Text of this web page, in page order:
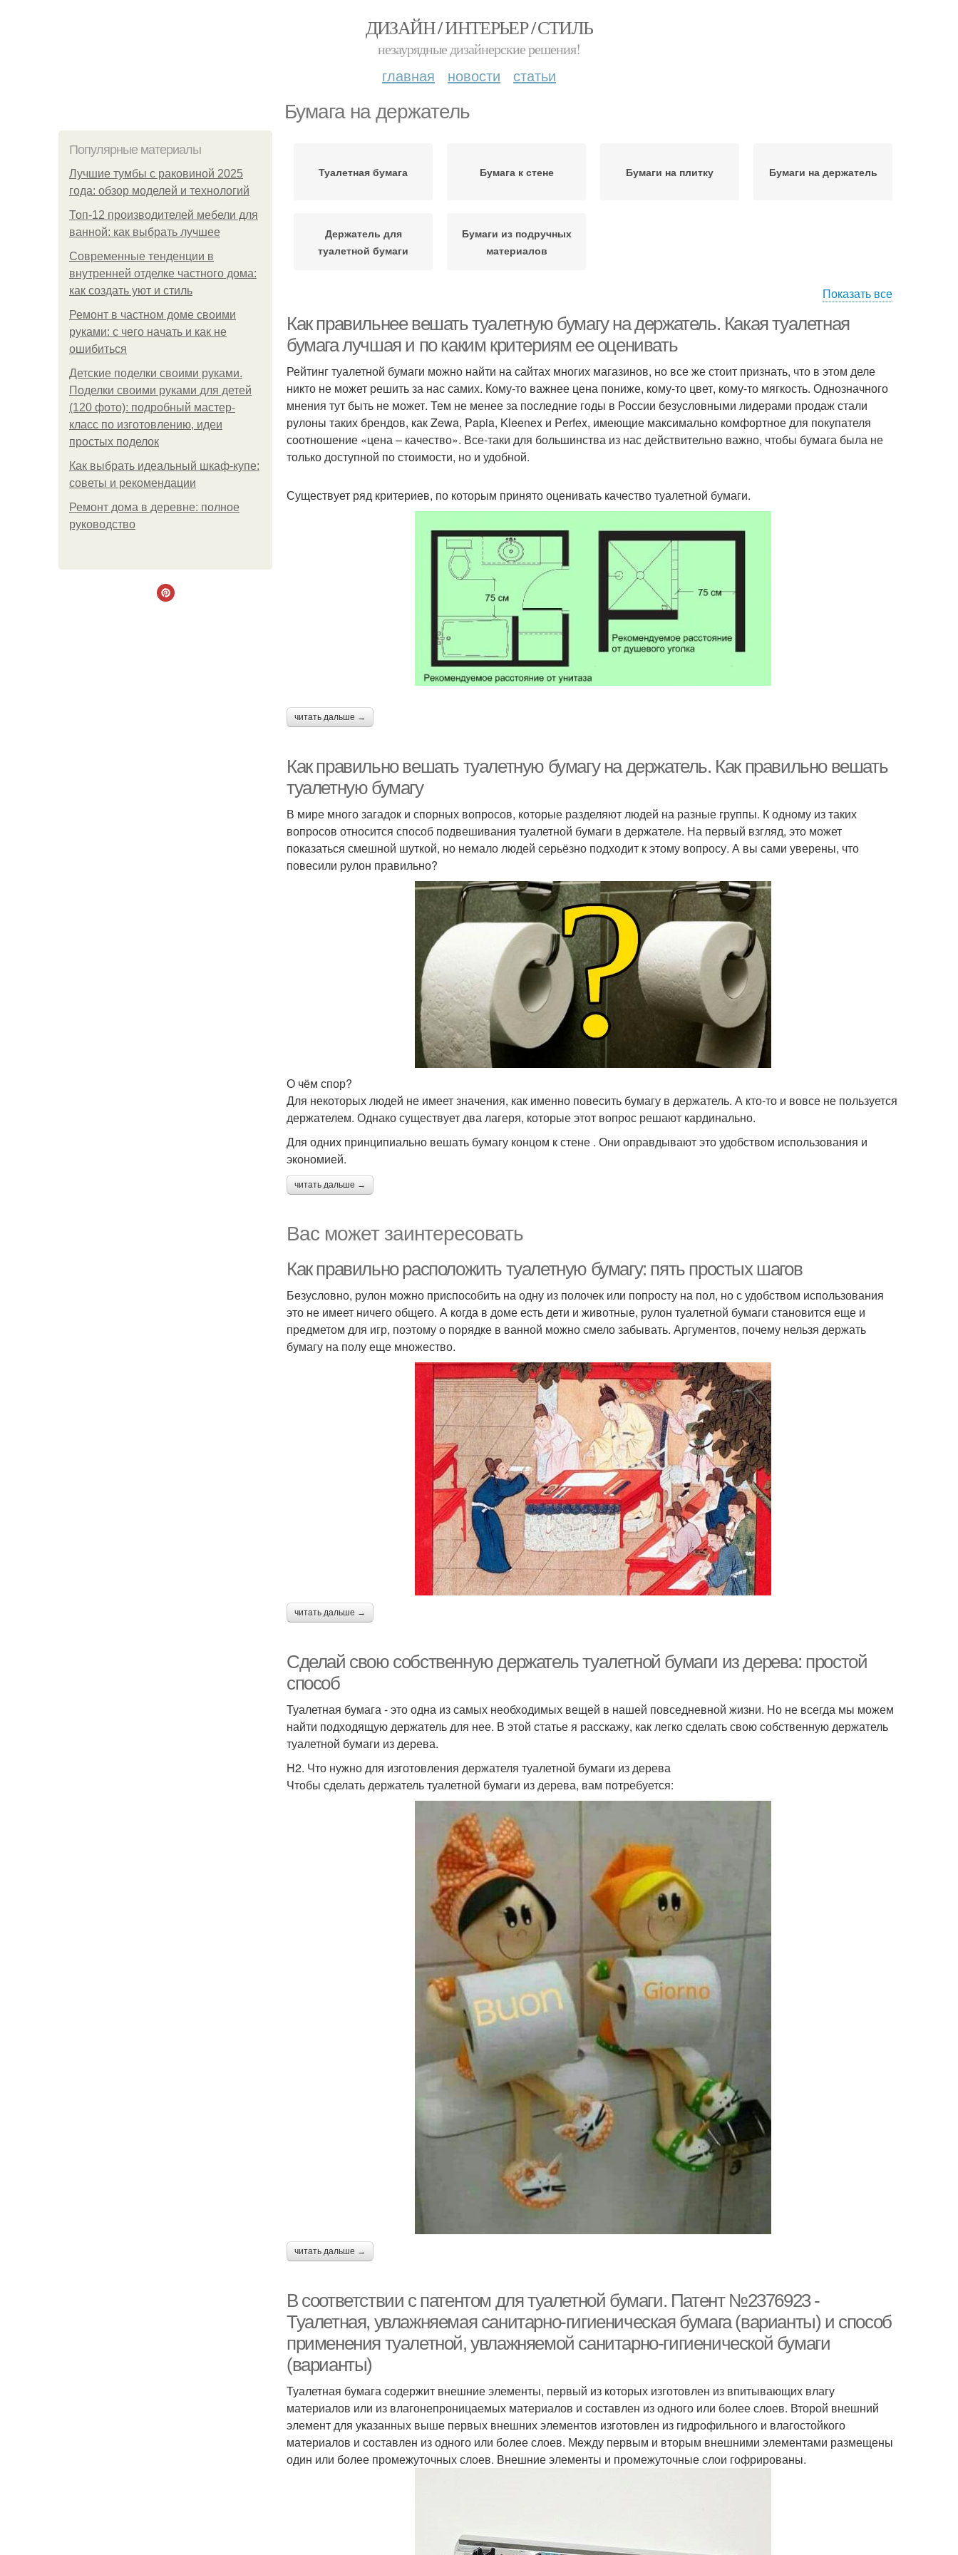
ДИЗАЙН / ИНТЕРЬЕР / СТИЛЬ
незаурядные дизайнерские решения!
главная новости статьи
Бумага на держатель
Популярные материалы
Лучшие тумбы с раковиной 2025
года: обзор моделей и технологий
Топ-12 производителей мебели для
ванной: как выбрать лучшее
Современные тенденции в
внутренней отделке частного дома:
как создать уют и стиль
Ремонт в частном доме своими
руками: с чего начать и как не
ошибиться
Детские поделки своими руками.
Поделки своими руками для детей
(120 фото): подробный мастер-
класс по изготовлению, идеи
простых поделок
Как выбрать идеальный шкаф-купе:
советы и рекомендации
Ремонт дома в деревне: полное
руководство
Туалетная бумага Бумага к стене Бумаги на плитку Бумаги на держатель
Держатель для
туалетной бумаги
Бумаги из подручных
материалов
Показать все
Как правильнее вешать туалетную бумагу на держатель. Какая туалетная
бумага лучшая и по каким критериям ее оценивать
Рейтинг туалетной бумаги можно найти на сайтах многих магазинов, но все же стоит признать, что в этом деле
никто не может решить за нас самих. Кому-то важнее цена пониже, кому-то цвет, кому-то мягкость. Однозначного
мнения тут быть не может. Тем не менее за последние годы в России безусловными лидерами продаж стали
рулоны таких брендов, как Zewa, Papia, Kleenex и Perfex, имеющие максимально комфортное для покупателя
соотношение «цена – качество». Все-таки для большинства из нас действительно важно, чтобы бумага была не
только доступной по стоимости, но и удобной.
Существует ряд критериев, по которым принято оценивать качество туалетной бумаги.
читать дальше →
Как правильно вешать туалетную бумагу на держатель. Как правильно вешать
туалетную бумагу
В мире много загадок и спорных вопросов, которые разделяют людей на разные группы. К одному из таких
вопросов относится способ подвешивания туалетной бумаги в держателе. На первый взгляд, это может
показаться смешной шуткой, но немало людей серьёзно подходит к этому вопросу. А вы сами уверены, что
повесили рулон правильно?
О чём спор?
Для некоторых людей не имеет значения, как именно повесить бумагу в держатель. А кто-то и вовсе не пользуется
держателем. Однако существует два лагеря, которые этот вопрос решают кардинально.
Для одних принципиально вешать бумагу концом к стене . Они оправдывают это удобством использования и
экономией.
читать дальше →
Вас может заинтересовать
Как правильно расположить туалетную бумагу: пять простых шагов
Безусловно, рулон можно приспособить на одну из полочек или попросту на пол, но с удобством использования
это не имеет ничего общего. А когда в доме есть дети и животные, рулон туалетной бумаги становится еще и
предметом для игр, поэтому о порядке в ванной можно смело забывать. Аргументов, почему нельзя держать
бумагу на полу еще множество.
читать дальше →
Сделай свою собственную держатель туалетной бумаги из дерева: простой
способ
Туалетная бумага - это одна из самых необходимых вещей в нашей повседневной жизни. Но не всегда мы можем
найти подходящую держатель для нее. В этой статье я расскажу, как легко сделать свою собственную держатель
туалетной бумаги из дерева.
H2. Что нужно для изготовления держателя туалетной бумаги из дерева
Чтобы сделать держатель туалетной бумаги из дерева, вам потребуется:
читать дальше →
В соответствии с патентом для туалетной бумаги. Патент №2376923 -
Туалетная, увлажняемая санитарно-гигиеническая бумага (варианты) и способ
применения туалетной, увлажняемой санитарно-гигиенической бумаги
(варианты)
Туалетная бумага содержит внешние элементы, первый из которых изготовлен из впитывающих влагу
материалов или из влагонепроницаемых материалов и составлен из одного или более слоев. Второй внешний
элемент для указанных выше первых внешних элементов изготовлен из гидрофильного и влагостойкого
материалов и составлен из одного или более слоев. Между первым и вторым внешними элементами размещены
один или более промежуточных слоев. Внешние элементы и промежуточные слои гофрированы.